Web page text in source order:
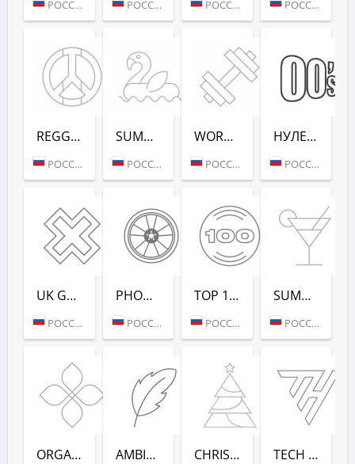
РОССИЯ (МОСКВА) РОССИЯ (МОСКВА) РОССИЯ (МОСКВА) РОССИЯ (МОСКВА)
REGGAE - РАДИО РЕКОРД
РОССИЯ (МОСКВА)
SUMMER LOUNGE - РАДИО РЕКОРД
РОССИЯ (МОСКВА)
WORKOUT - РАДИО РЕКОРД
РОССИЯ (МОСКВА)
НУЛЕВЫХ (РАДИО РЕКОРД)
РОССИЯ (САНКТ-ПЕТЕРБУРГ)
UK GARAGE (РАДИО РЕКОРД)
РОССИЯ (МОСКВА)
PHONK (РАДИО РЕКОРД)
РОССИЯ (МОСКВА)
TOP 100 EDM (РАДИО РЕКОРД)
РОССИЯ (МОСКВА)
SUMMER DANCE (РАДИО РЕКОРД)
РОССИЯ (МОСКВА)
ORGANIC (РАДИО РЕКОРД) AMBIENT (РАДИО РЕКОРД) CHRISTMAS (РАДИО РЕКОРД) TECH HOUSE (РАДИО РЕКОРД)